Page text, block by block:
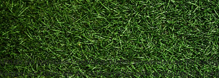
Um dir ein optimales Erlebnis zu bieten, verwenden wir
können wir Daten wie das Surfverhalten oder eindeutige IDs